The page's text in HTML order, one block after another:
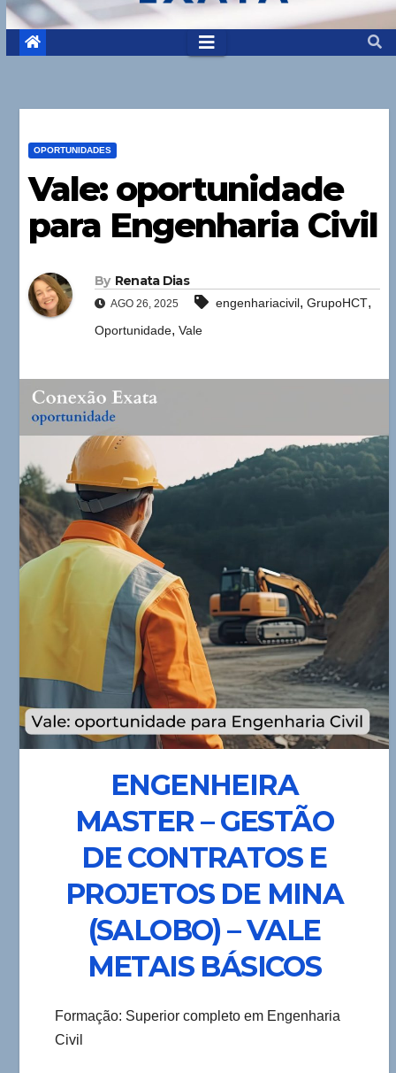
OPORTUNIDADES
Vale: oportunidade
para Engenharia Civil
By Renata Dias
AGO 26, 2025 engenhariacivil, GrupoHCT,
Oportunidade, Vale
ENGENHEIRA
MASTER – GESTÃO
DE CONTRATOS E
PROJETOS DE MINA
(SALOBO) – VALE
METAIS BÁSICOS
Formação: Superior completo em Engenharia
Civil